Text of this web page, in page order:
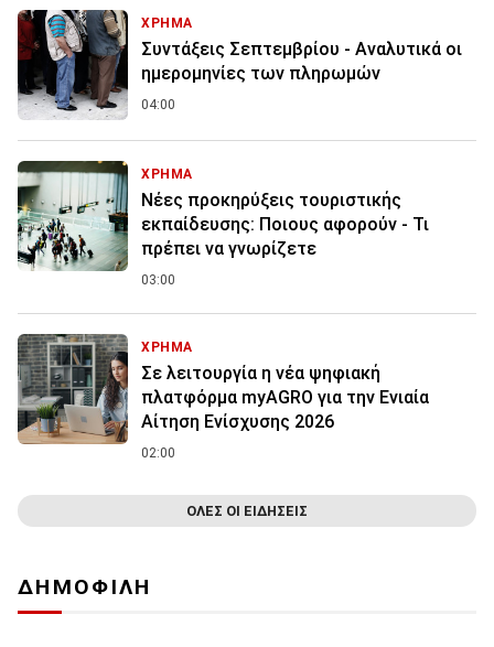
ΧΡΗΜΑ
Συντάξεις Σεπτεμβρίου - Αναλυτικά οι
ημερομηνίες των πληρωμών
04:00
ΧΡΗΜΑ
Νέες προκηρύξεις τουριστικής
εκπαίδευσης: Ποιους αφορούν - Τι
πρέπει να γνωρίζετε
03:00
ΧΡΗΜΑ
Σε λειτουργία η νέα ψηφιακή
πλατφόρμα myAGRO για την Ενιαία
Αίτηση Ενίσχυσης 2026
02:00
ΟΛΕΣ ΟΙ ΕΙΔΗΣΕΙΣ
ΔΗΜΟΦΙΛΗ